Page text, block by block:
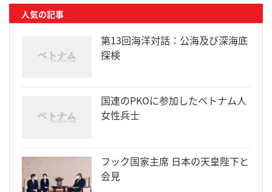
人気の記事
第13回海洋対話：公海及び深海底
探検
国連のPKOに参加したベトナム人
女性兵士
フック国家主席 日本の天皇陛下と
会見